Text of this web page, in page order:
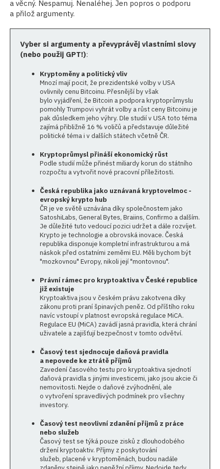
a věcný. Nespamuj. Nenaléhej. Jen popros o podporu
a přilož argumenty.
Vyber si argumenty a převyprávěj vlastními slovy
(nebo použij GPT!):
Kryptoměny a politický vliv
Mnozí mají pocit, že prezidentské volby v USA
ovlivnily cenu Bitcoinu. Přesnější by však
bylo vyjádření, že Bitcoin a podpora kryptoprůmyslu
pomohly Trumpovi vyhrát volby a růst ceny Bitcoinu je
pak důsledkem jeho výhry. Dle studií v USA toto téma
zajímá přibližně 16 % voličů a představuje důležité
politické téma i v dalších státech včetně ČR.
Kryptoprůmysl přináší ekonomický růst
Podle studií může přinést miliardy korun do státního
rozpočtu a vytvořit nové pracovní příležitosti.
Česká republika jako uznávaná kryptovelmoc -
evropský krypto hub
ČR je ve světě uznávána díky společnostem jako
SatoshiLabs, General Bytes, Braiins, Confirmo a dalším.
Je důležité tuto vedoucí pozici udržet a dále rozvíjet.
Krypto je technologie a obrovská inovace. Česká
republika disponuje kompletní infrastrukturou a má
náskok před ostatními zeměmi EU. Měli bychom být
"mozkovnou" Evropy, nikoli její "montovnou".
Právní rámec pro kryptoaktiva v České republice
již existuje
Kryptoaktiva jsou v českém právu zakotvena díky
zákonu proti praní špinavých peněz. Od příštího roku
navíc vstoupí v platnost evropská regulace MiCA.
Regulace EU (MiCA) zavádí jasná pravidla, která chrání
uživatele a zajišťují bezpečnost v tomto odvětví.
Časový test sjednocuje daňová pravidla
a nepovede ke ztrátě příjmů
Zavedení časového testu pro kryptoaktiva sjednotí
daňová pravidla s jinými investicemi, jako jsou akcie či
nemovitosti. Nejde o daňové zvýhodnění, ale
o vytvoření spravedlivých podmínek pro všechny
investory.
Časový test neovlivní zdanění příjmů z práce
nebo služeb
Časový test se týká pouze zisků z dlouhodobého
držení kryptoaktiv. Příjmy z poskytování
služeb, placené v kryptoměnách, budou nadále